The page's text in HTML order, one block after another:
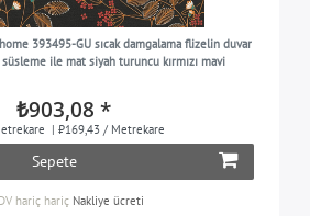
393495-GU sıcak damgalama flizelin duvar
ile mat siyah turuncu kırmızı mavi
₺903,08 *
| ₺169,43 / Metrekare
Sepete
hariç hariç Nakliye ücreti